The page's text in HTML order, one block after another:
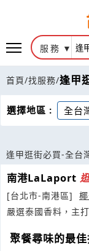
服務
首頁/找服務/逢甲
選擇地區 : 全台
逢甲逛街必買-全台
南港LaLaport
[台北市-南港區]
嚴選泰國香料，主
聚餐尋味的最